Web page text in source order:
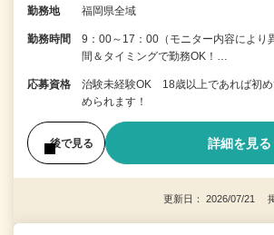
勤務地 福岡県全域
勤務時間
9：00～17：00（モニター内容により
間＆タイミングで勤務OK！…
応募資格
治験未経験OK 18歳以上であれば初
められます！
後で見る 詳細を見る
更新日： 2026/07/21